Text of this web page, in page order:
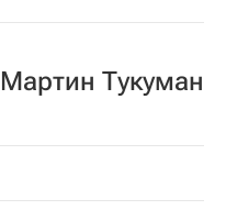
Тукуман